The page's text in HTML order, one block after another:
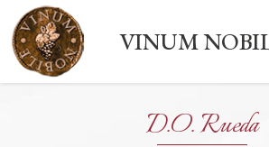
VINUM
D.O. Rueda